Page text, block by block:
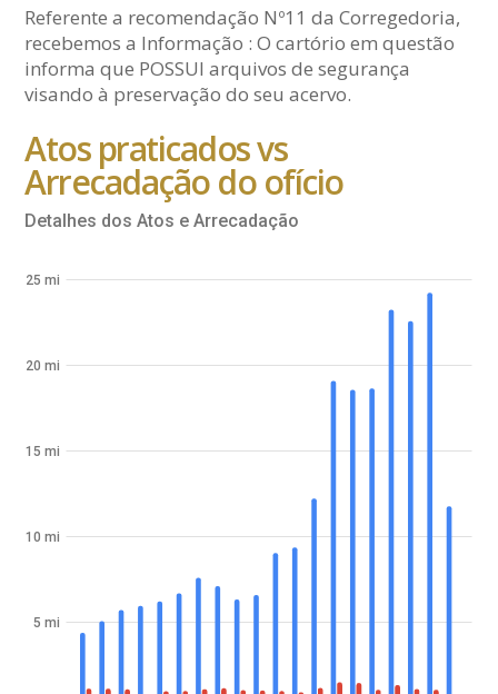
Referente a recomendação Nº11 da Corregedoria,
recebemos a Informação : O cartório em questão
informa que POSSUI arquivos de segurança
visando à preservação do seu acervo.
Atos praticados vs
Arrecadação do ofício
Detalhes dos Atos e Arrecadação
5 mi
10 mi
15 mi
20 mi
25 mi